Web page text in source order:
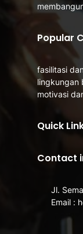
Popular
fasilitasi
lingkungan
motivasi
Quick
Contact
Jl.
Email :